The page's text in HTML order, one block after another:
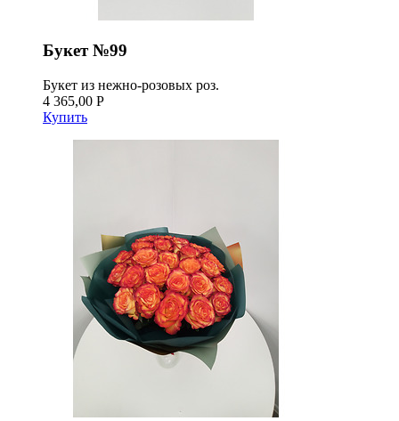
Букет №99
Букет из нежно-розовых роз.
4 365,00 Р
Купить